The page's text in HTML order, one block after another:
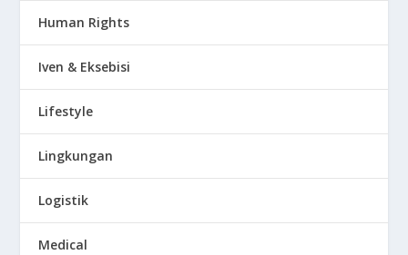
Human Rights
Iven & Eksebisi
Lifestyle
Lingkungan
Logistik
Medical